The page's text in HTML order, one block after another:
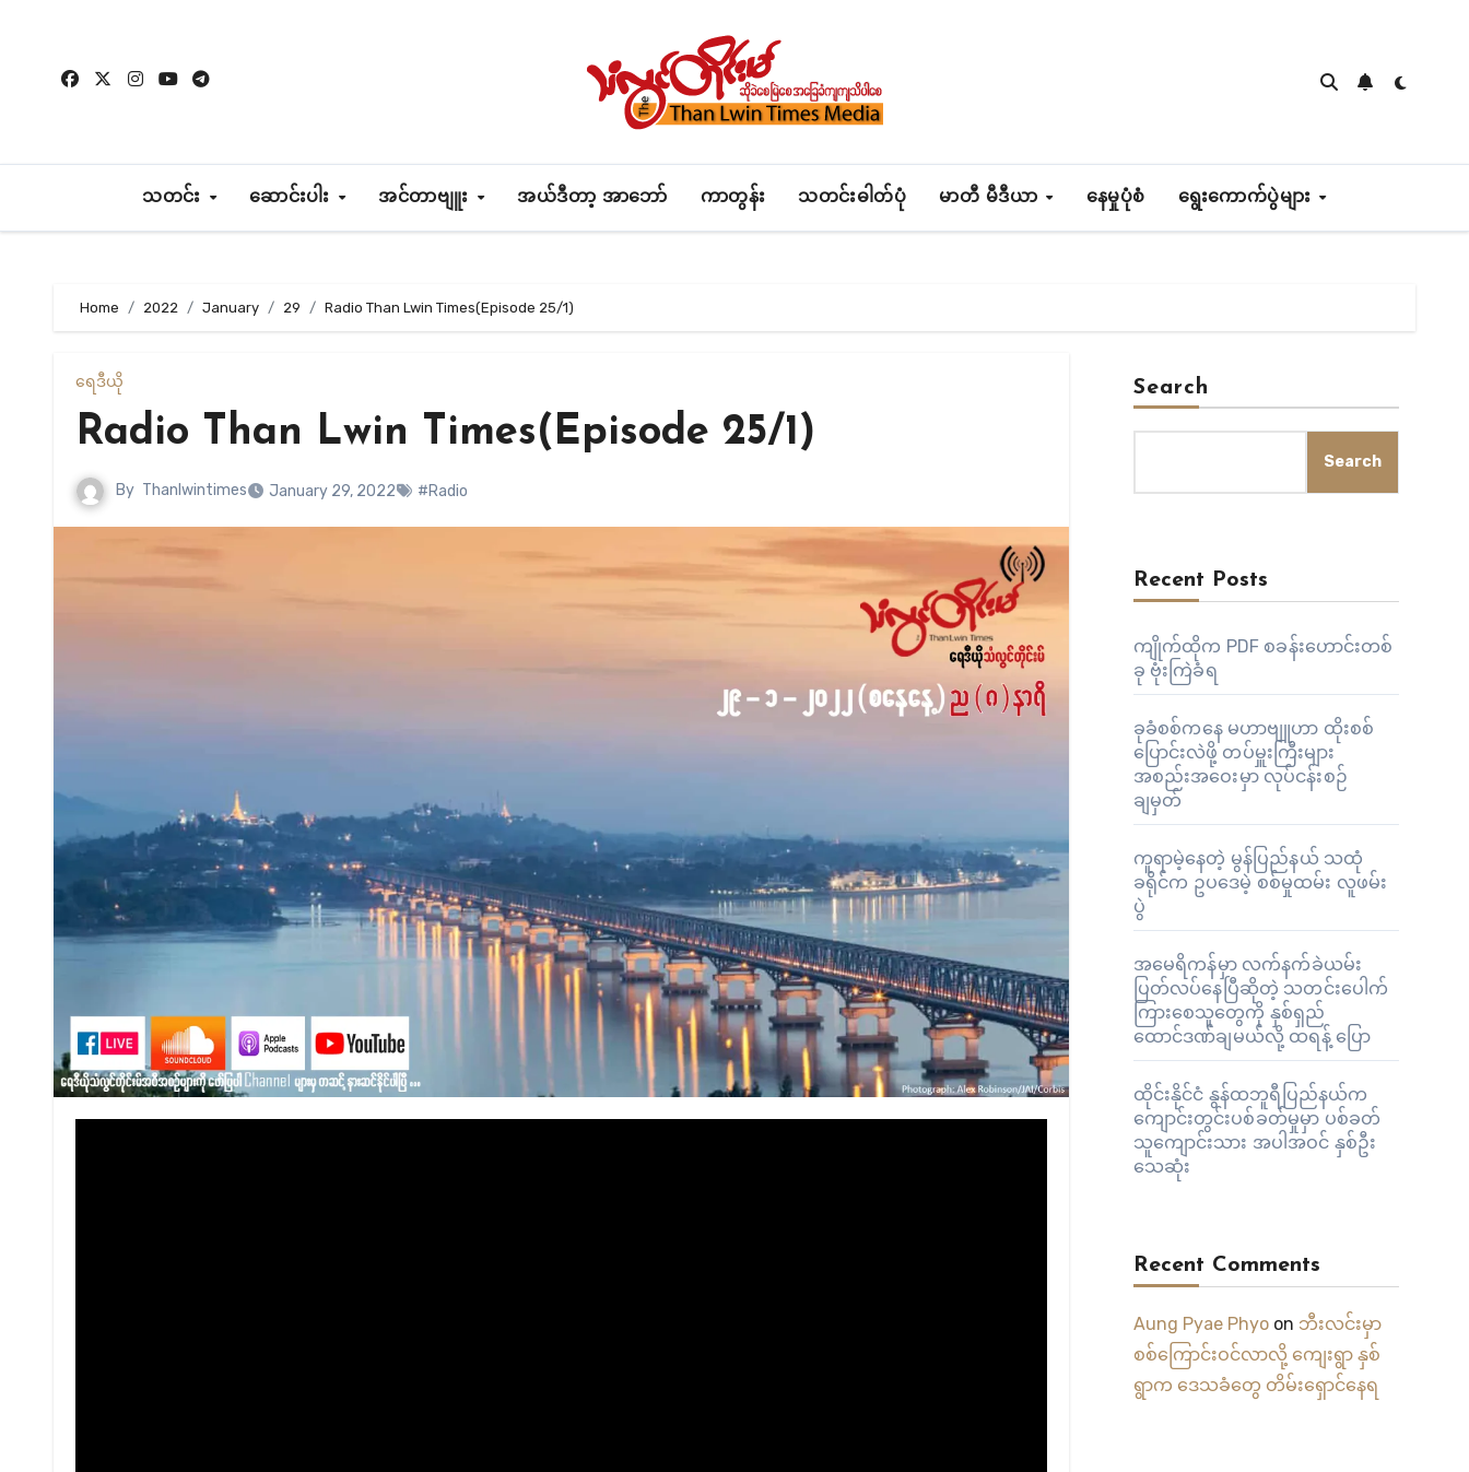
content
သတင်း ဆောင်းပါး အင်တာဗျူး အယ်ဒီတာ့ အာဘော် ကာတွန်း သတင်းဓါတ်ပုံ မာတီ မီဒီယာ နေမှုပုံစံ ရွေးကောက်ပွဲများ
Home 2022 January 29 Radio Than Lwin Times(Episode 25/1)
ရေဒီယို
Radio Than Lwin Times(Episode 25/1)
By Thanlwintimes January 29, 2022 #Radio
Search
Search
Recent Posts
ကျိုက်ထိုက PDF စခန်းဟောင်းတစ်
ခု ဗုံးကြဲခံရ
ခုခံစစ်ကနေ မဟာဗျူဟာ ထိုးစစ်
ပြောင်းလဲဖို့ တပ်မှူးကြီးများ
အစည်းအဝေးမှာ လုပ်ငန်းစဉ်
ချမှတ်
ကူရာမဲ့နေတဲ့ မွန်ပြည်နယ် သထုံ
ခရိုင်က ဥပဒေမဲ့ စစ်မှုထမ်း လူဖမ်း
ပွဲ
အမေရိကန်မှာ လက်နက်ခဲယမ်း
ပြတ်လပ်နေပြီဆိုတဲ့ သတင်းပေါက်
ကြားစေသူတွေကို နှစ်ရှည်
ထောင်ဒဏ်ချမယ်လို့ ထရန့် ပြော
ထိုင်းနိုင်ငံ နွန်ထဘူရီပြည်နယ်က
ကျောင်းတွင်းပစ်ခတ်မှုမှာ ပစ်ခတ်
သူကျောင်းသား အပါအဝင် နှစ်ဦး
သေဆုံး
Recent Comments
Aung Pyae Phyoon ဘီးလင်းမှာ
စစ်ကြောင်းဝင်လာလို့ ကျေးရွာ နှစ်
ရွာက ဒေသခံတွေ တိမ်းရှောင်နေရ